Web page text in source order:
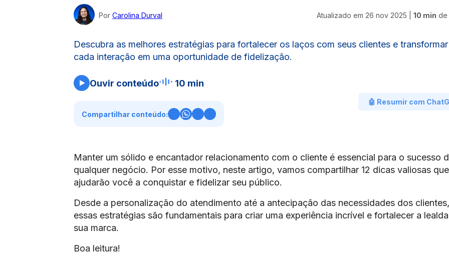
Por Carolina Durval Atualizado em 26 nov 2025 10 min de
Descubra as melhores estratégias para fortalecer os laços com seus clientes e transformar
cada interação em uma oportunidade de fidelização.
Ouvir conteúdo 10 min
🤖 Resumir com
Compartilhar conteúdo:
Manter um sólido e encantador relacionamento com o cliente é essencial para o sucesso
qualquer negócio. Por esse motivo, neste artigo, vamos compartilhar 12 dicas valiosas que
ajudarão você a conquistar e fidelizar seu público.
Desde a personalização do atendimento até a antecipação das necessidades dos clientes,
essas estratégias são fundamentais para criar uma experiência incrível e fortalecer a
sua marca.
Boa leitura!